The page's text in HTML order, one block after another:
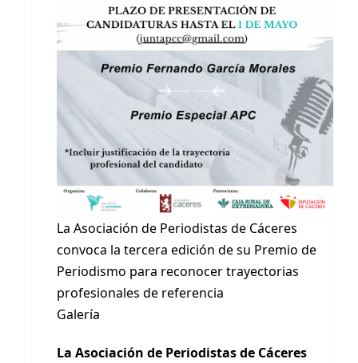
La Asociación de Periodistas de Cáceres
convoca la tercera edición de su Premio de
Periodismo para reconocer trayectorias
profesionales de referencia
Galería
La Asociación de Periodistas de Cáceres